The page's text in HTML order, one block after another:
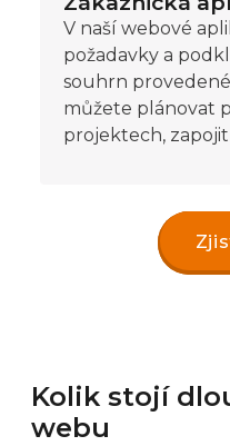
V naší webové
požadavky a
souhrn
můžete plánovat
projektech,
Kolik stojí
webu